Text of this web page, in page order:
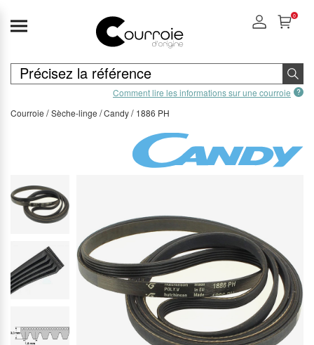
Comment lire les informations sur une courroie
0
Courroie Sèche-linge Candy 1886 PH